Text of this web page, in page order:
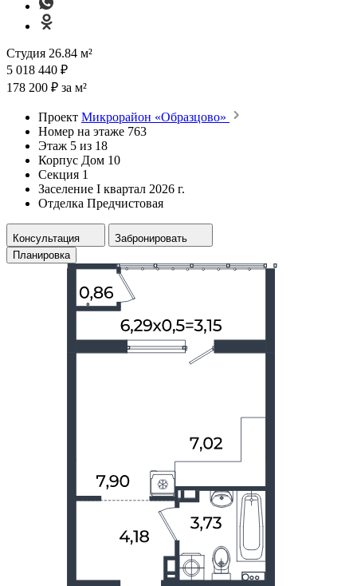
Студия 26.84 м²
5 018 440 ₽
178 200 ₽ за м²
Проект Микрорайон «Образцово»
Номер на этаже 763
Этаж 5 из 18
Корпус Дом 10
Секция 1
Заселение I квартал 2026 г.
Отделка Предчистовая
Консультация
Забронировать
Планировка